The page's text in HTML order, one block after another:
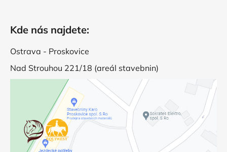
Kde nás najdete:
Ostrava - Proskovice
Nad Strouhou 221/18 (areál stavebnin)